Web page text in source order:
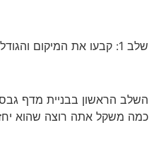
שלב 1: קבעו את המיקום והגודל של המדף
השלב הראשון בבניית מדף
כמה משקל אתה רוצה שהוא